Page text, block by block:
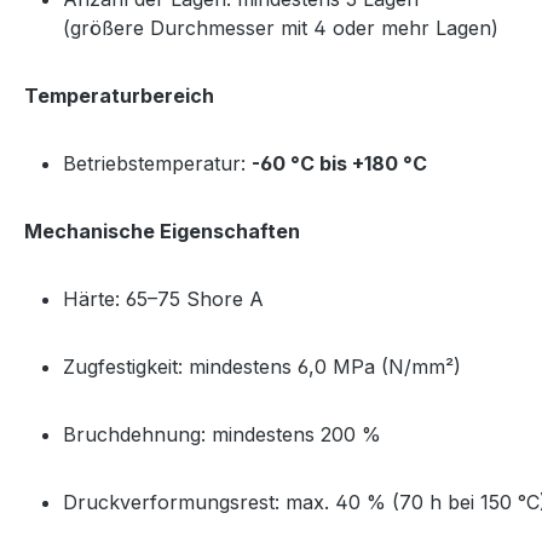
(größere Durchmesser mit 4 oder mehr Lagen)
Temperaturbereich
Betriebstemperatur: -60 °C bis +180 °C
Mechanische Eigenschaften
Härte: 65–75 Shore A
Zugfestigkeit: mindestens 6,0 MPa (N/mm²)
Bruchdehnung: mindestens 200 %
Druckverformungsrest: max. 40 % (70 h bei 150